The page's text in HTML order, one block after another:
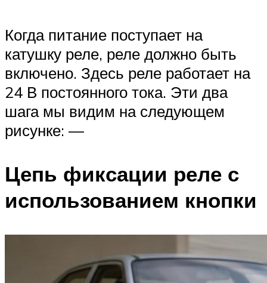
Когда питание поступает на
катушку реле, реле должно быть
включено. Здесь реле работает на
24 В постоянного тока. Эти два
шага мы видим на следующем
рисунке: —
Цепь фиксации реле с
использованием кнопки